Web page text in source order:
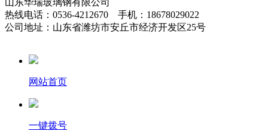
山东华瑞玻璃钢有限公司
热线电话：0536-4212670 手机：18678029022
公司地址：山东省潍坊市安丘市经济开发区25号
网站首页
一键拨号